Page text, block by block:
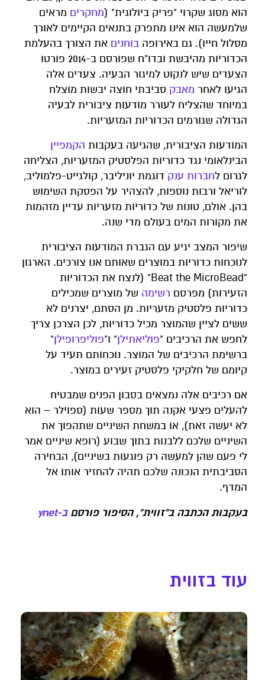
הוא מסוג שקרוי "פריק ביולוגית" (מחקרים מראים
שלמעשה הוא אינו מתפרק בתנאים הקיימים לאורך
מסלול חייו). גם באירופה בוחנים את הצורך בהעלמת
הכדוריות מהיבשת ובדו"ח שפורסם ב-2014 פורטו
הצעדים שיש לנקוט למיגור הבעיה. צעדים אלה
הגיעו לאחר מאבק סביבתי חוצה יבשות מוצלח
במיוחד שהצליח לעורר מודעות ציבורית לבעיה
הגדולה שגורמים הכדוריות המזעריות.
המודעות הציבורית, שהגיעה בעקבות הקמפיין
הבינלאומי נגד כדוריות הפלסטיק המזעריות, הצליחה
לגרום לחברות ענק דוגמת יוניליבר, קולגייט-פלמוליב,
לוריאל ורבות נוספות, להצהיר על הפסקת השימוש
בהן. אולם, טונות של כדוריות מזעריות עדיין מזהמות
את מקורות המים בעולם מדי שנה.
שיפור המצב יגיע עם הגברת המודעות הציבורית
לנוכחות כדוריות במוצרים שאותם אנו צורכים. הארגון
"Beat the MicroBead" (לנצח את הכדוריות
הזעירות) מפרסם רשימה של מוצרים שמכילים
כדוריות פלסטיק מזעריות. מן הסתם, יצרנים לא
ששים לציין שהמוצר מכיל כדוריות, לכן הצרכן צריך
לחפש את הרכיבים "פוליאתילן" ו"פוליפרופילן"
ברשימת הרכיבים של המוצר. נוכחותם תעיד על
קיומם של חלקיקי פלסטיק זעירים במוצר.
אם רכיבים אלה נמצאים בסבון הפנים שמבטיח
להעלים פצעי אקנה תוך מספר שעות (ספוילר – הוא
לא יעשה זאת), או במשחת השיניים שתהפוך את
השיניים שלכם ללבנות בתוך שבוע (רופא שיניים אמר
לי פעם שהן למעשה רק פוגעות בשיניים), הבחירה
הסביבתית הנכונה שלכם תהיה להחזיר אותו אל
המדף.
בעקבות הכתבה ב"זווית", הסיפור פורסםב-ynet
עוד בזווית